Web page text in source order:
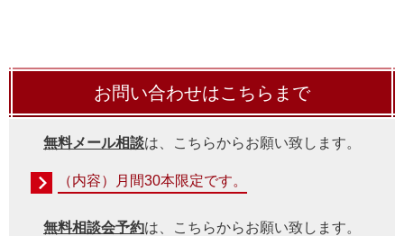
お問い合わせはこちらまで
無料メール相談は、こちらからお願い致します。
（内容）月間30本限定です。
無料相談会予約は、こちらからお願い致します。